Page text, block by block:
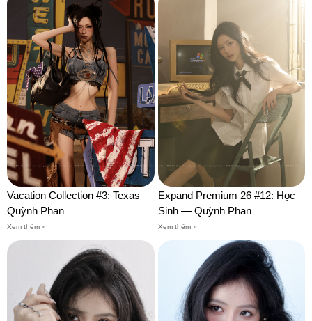
Vacation Collection #3: Texas —
Quỳnh Phan
Xem thêm »
Expand Premium 26 #12: Học
Sinh — Quỳnh Phan
Xem thêm »